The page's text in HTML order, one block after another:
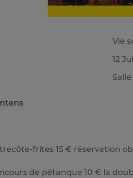
Vie
12
frites 15 € réservation
de pétanque 10 € la